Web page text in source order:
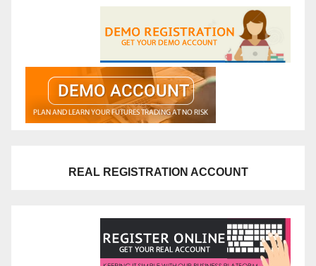
REAL REGISTRATION ACCOUNT